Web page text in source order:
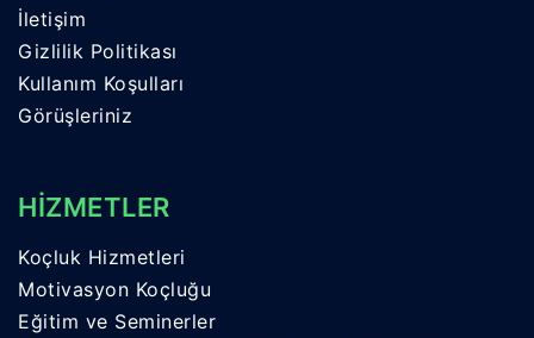
İletişim
Gizlilik Politikası
Kullanım Koşulları
Görüşleriniz
HİZMETLER
Koçluk Hizmetleri
Motivasyon Koçluğu
Eğitim ve Seminerler